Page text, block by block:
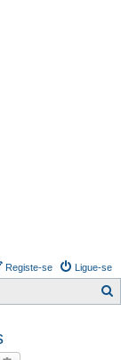
Ligue-se
Registe-se